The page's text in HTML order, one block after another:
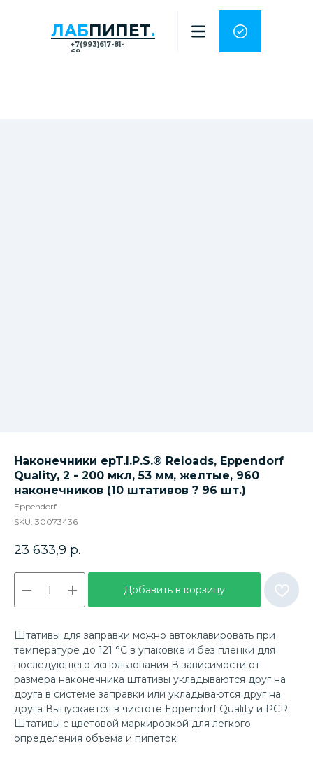
ЛАБПИПЕТ.
+7(993)617-81-
69
Наконечники epT.I.P.S.® Reloads, Eppendorf
Quality, 2 - 200 мкл, 53 мм, желтые, 960
наконечников (10 штативов ? 96 шт.)
Eppendorf
SKU: 30073436
23 633,9 р.
Добавить в корзину
Штативы для заправки можно автоклавировать при
температуре до 121 °C в упаковке и без пленки для
последующего использования В зависимости от
размера наконечника штативы укладываются друг на
друга в системе заправки или укладываются друг на
друга Выпускается в чистоте Eppendorf Quality и PCR
Штативы с цветовой маркировкой для легкого
определения объема и пипеток